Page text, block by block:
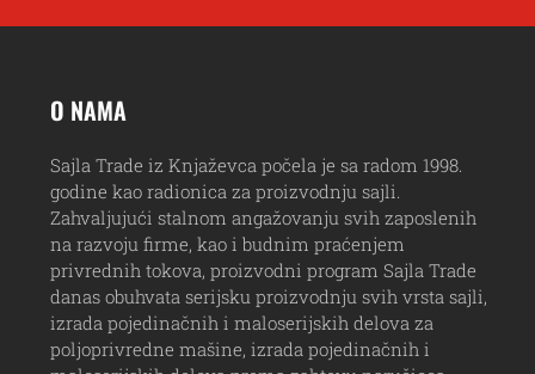
O NAMA
Sajla Trade iz Knjaževca počela je sa radom 1998.
godine kao radionica za proizvodnju sajli.
Zahvaljujući stalnom angažovanju svih zaposlenih
na razvoju firme, kao i budnim praćenjem
privrednih tokova, proizvodni program Sajla Trade
danas obuhvata serijsku proizvodnju svih vrsta sajli,
izrada pojedinačnih i maloserijskih delova za
poljoprivredne mašine, izrada pojedinačnih i